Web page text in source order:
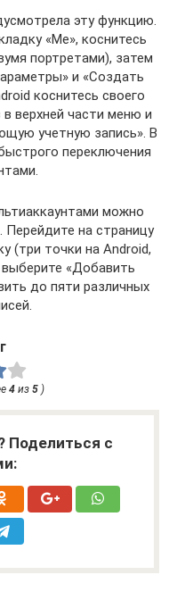
эту функцию.
«Me», коснитесь
портретами), затем
и «Создать
коснитесь своего
верхней части меню и
учетную запись». В
переключения
можно
Перейдите на страницу
(три точки на Android,
выберите «Добавить
до пяти различных
4из 5)
Поделиться с